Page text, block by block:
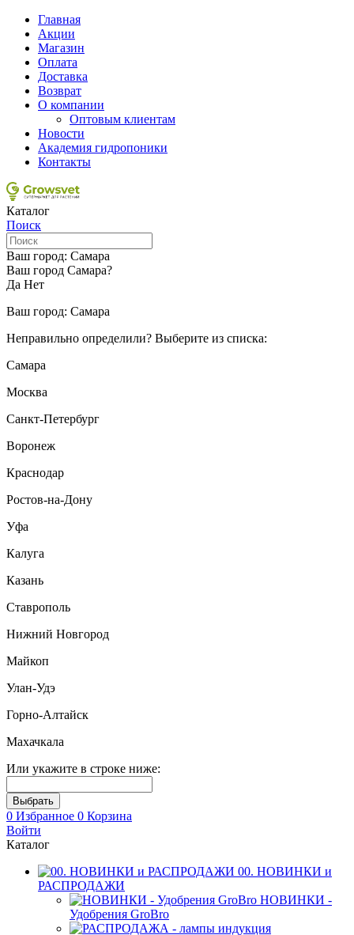
Главная
Акции
Магазин
Оплата
Доставка
Возврат
О компании
Оптовым клиентам
Новости
Академия гидропоники
Контакты
Каталог
Поиск
Ваш город: Самара
Ваш город Самара?
Да Нет
Ваш город: Самара
Неправильно определили? Выберите из списка:
Самара
Москва
Санкт-Петербург
Воронеж
Краснодар
Ростов-на-Дону
Уфа
Калуга
Казань
Ставрополь
Нижний Новгород
Майкоп
Улан-Удэ
Горно-Алтайск
Махачкала
Или укажите в строке ниже:
0 Избранное 0 Корзина
Войти
Каталог
00. НОВИНКИ и
РАСПРОДАЖИ
НОВИНКИ -
Удобрения GroBro